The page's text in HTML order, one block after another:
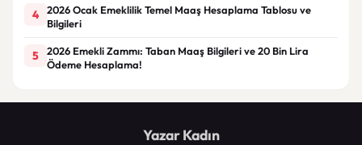
4
2026 Ocak Emeklilik Temel Maaş Hesaplama Tablosu ve
Bilgileri
5
2026 Emekli Zammı: Taban Maaş Bilgileri ve 20 Bin Lira
Ödeme Hesaplama!
Yazar Kadın